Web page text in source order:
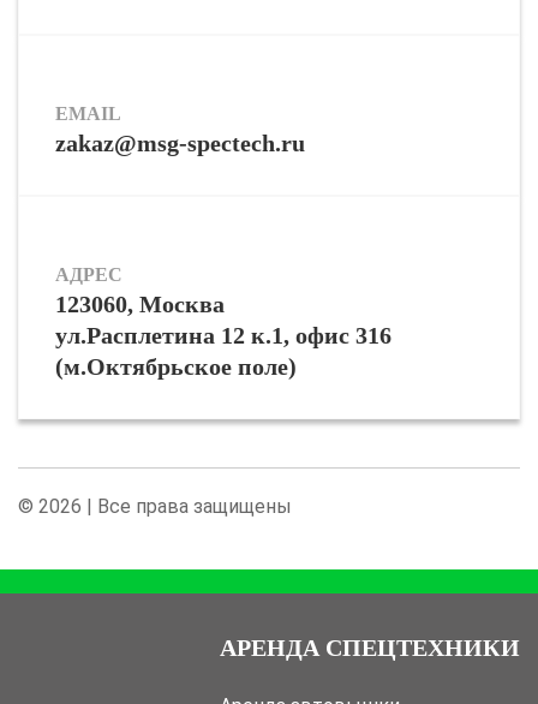
EMAIL
zakaz@msg-spectech.ru
АДРЕС
123060, Москва
ул.Расплетина 12 к.1, офис 316
(м.Октябрьское поле)
© 2026 | Все права защищены
АРЕНДА СПЕЦТЕХНИКИ